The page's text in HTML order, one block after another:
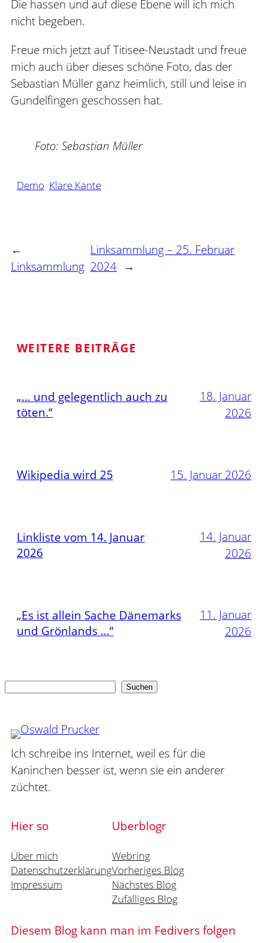
Die hassen und auf diese Ebene will ich mich
nicht begeben.
Freue mich jetzt auf Titisee-Neustadt und freue
mich auch über dieses schöne Foto, das der
Sebastian Müller ganz heimlich, still und leise in
Gundelfingen geschossen hat.
Foto: Sebastian Müller
Demo Klare Kante
←
Linksammlung
Linksammlung – 25. Februar
2024 →
WEITERE BEITRÄGE
„… und gelegentlich auch zu
töten.“
18. Januar
2026
Wikipedia wird 25 15. Januar 2026
Linkliste vom 14. Januar
2026
14. Januar
2026
„Es ist allein Sache Dänemarks
und Grönlands …“
11. Januar
2026
Suchen Suchen
Ich schreibe ins Internet, weil es für die
Kaninchen besser ist, wenn sie ein anderer
züchtet.
Hier so
Über mich
Datenschutzerklärung
Impressum
Uberblogr
Webring
Vorheriges Blog
Nächstes Blog
Zufälliges Blog
Diesem Blog kann man im Fedivers folgen